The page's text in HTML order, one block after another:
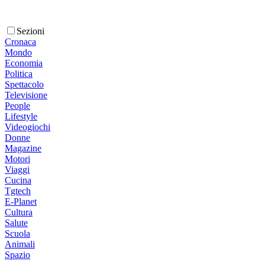
Sezioni
Cronaca
Mondo
Economia
Politica
Spettacolo
Televisione
People
Lifestyle
Videogiochi
Donne
Magazine
Motori
Viaggi
Cucina
Tgtech
E-Planet
Cultura
Salute
Scuola
Animali
Spazio